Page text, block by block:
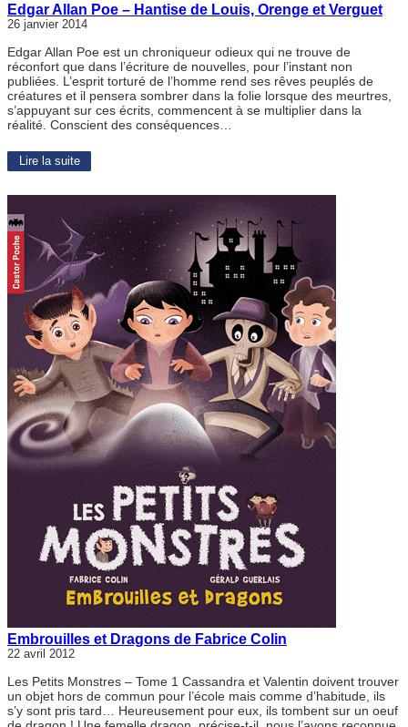
Edgar Allan Poe – Hantise de Louis, Orenge et Verguet
26 janvier 2014
Edgar Allan Poe est un chroniqueur odieux qui ne trouve de
réconfort que dans l’écriture de nouvelles, pour l’instant non
publiées. L’esprit torturé de l’homme rend ses rêves peuplés de
créatures et il pensera sombrer dans la folie lorsque des meurtres,
s’appuyant sur ces écrits, commencent à se multiplier dans la
réalité. Conscient des conséquences…
Lire la suite
Embrouilles et Dragons de Fabrice Colin
22 avril 2012
Les Petits Monstres – Tome 1 Cassandra et Valentin doivent trouver
un objet hors de commun pour l’école mais comme d’habitude, ils
s’y sont pris tard… Heureusement pour eux, ils tombent sur un oeuf